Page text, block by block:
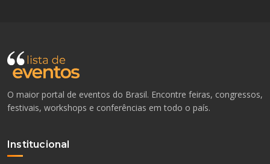
O maior portal de eventos do Brasil. Encontre feiras, congressos,
festivais, workshops e conferências em todo o país.
Institucional